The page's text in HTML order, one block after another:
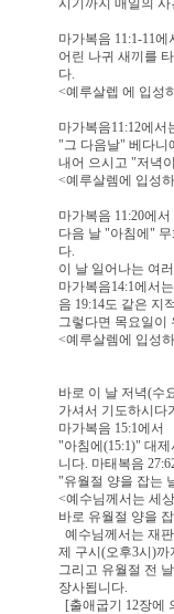
시기까지 매일의
마가복음 11:1-11에
어린 나귀 새끼를
다.
<예루살렙 에 입성
마가복음11:12에서
"그 다음날" 베다니
내어 으시고 "저녁
<예루살렘에 입성
마가복음 11:20에서
다음 날 "아침에"
다.
이 날 일어나는 여
마가복음14:1에서
음 19:14도 같은 지
그렇다면 목요일이
<예루살렘에 입성
바로 이 날 저녁(수
가셔서 기도하시다
마가복음 15:1에서
"아침에(15:1)" 대
니다. 마태복음
"유월절 양을 잡는
<예수님께서는 세
바로 유월절 양을
예수님께서는 재
제 구시(오후3시)
그리고 유월절 전
장사됩니다.
[출애굽기 12장에